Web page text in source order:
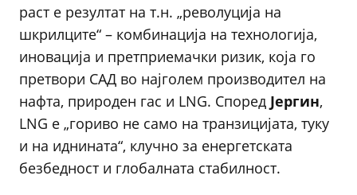
раст е резултат на т.н. „револуција на
шкрилците“ – комбинација на технологија,
иновација и претприемачки ризик, која го
претвори САД во најголем производител на
нафта, природен гас и LNG. Според Јергин,
LNG е „гориво не само на транзицијата, туку
и на иднината“, клучно за енергетската
безбедност и глобалната стабилност.